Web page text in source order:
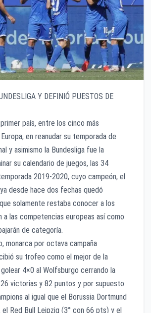
Y DEFINIÓ PUESTOS DE
país, entre los cinco más
en reanudar su temporada de
y asimismo la Bundesliga fue la
su calendario de juegos, las 34
2019-2020, cuyo campeón, el
desde hace dos fechas quedó
solamente restaba conocer a los
a las competencias europeas así como
de categoría.
monarca por octava campaña
su trofeo como el mejor de la
4×0 al Wolfsburgo cerrando la
victorias y 82 puntos y por supuesto
al igual que el Borussia Dortmund
Red Bull Leipzig (3° con 66 pts) y el